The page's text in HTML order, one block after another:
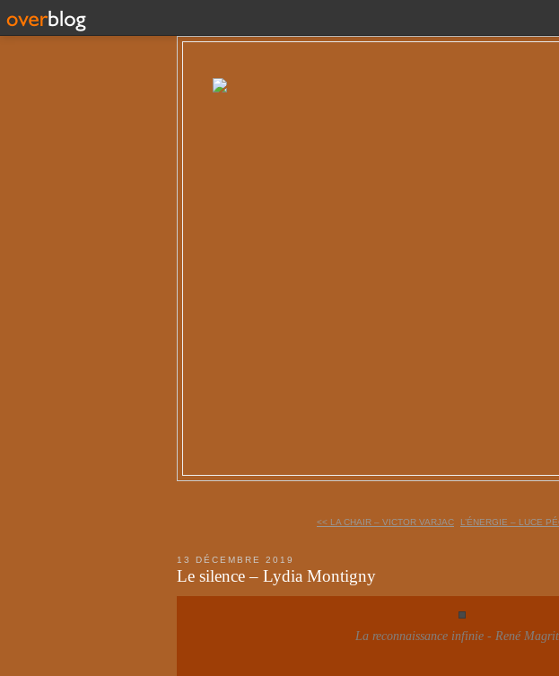
<< LA CHAIR – VICTOR VARJAC L’ÉNERGIE – LUCE
13 DÉCEMBRE 2019
Le silence – Lydia Montigny
La reconnaissance infinie - René